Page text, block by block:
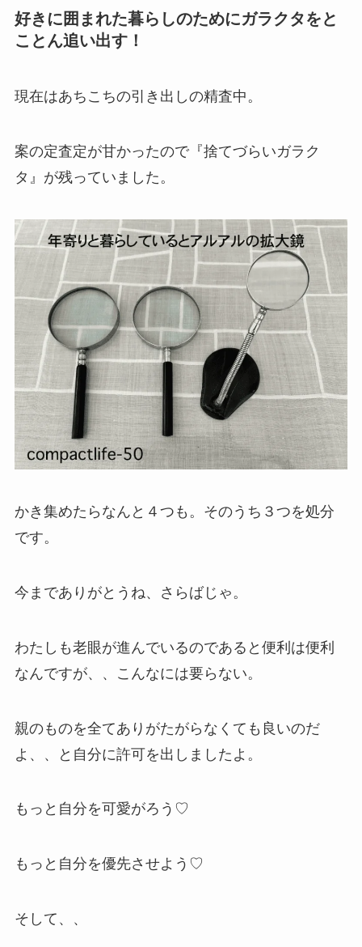
好きに囲まれた暮らしのためにガラクタをと
ことん追い出す！
現在はあちこちの引き出しの精査中。
案の定査定が甘かったので『捨てづらいガラク
タ』が残っていました。
かき集めたらなんと４つも。そのうち３つを処分
です。
今までありがとうね、さらばじゃ。
わたしも老眼が進んでいるのであると便利は便利
なんですが、、こんなには要らない。
親のものを全てありがたがらなくても良いのだ
よ、、と自分に許可を出しましたよ。
もっと自分を可愛がろう♡
もっと自分を優先させよう♡
そして、、